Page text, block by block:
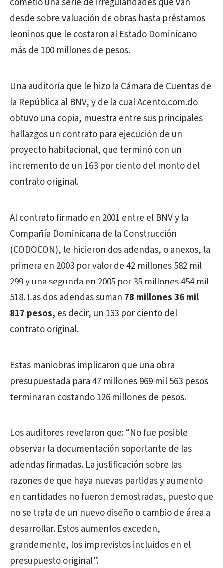
cometió una serie de irregularidades que van
desde sobre valuación de obras hasta préstamos
leoninos que le costaron al Estado Dominicano
más de 100 millones de pesos.
Una auditoría que le hizo la Cámara de Cuentas de
la República al BNV, y de la cual Acento.com.do
obtuvo una copia, muestra entre sus principales
hallazgos un contrato para ejecución de un
proyecto habitacional, que terminó con un
incremento de un 163 por ciento del monto del
contrato original.
Al contrato firmado en 2001 entre el BNV y la
Compañía Dominicana de la Construcción
(CODOCON), le hicieron dos adendas, o anexos, la
primera en 2003 por valor de 42 millones 582 mil
299 y una segunda en 2005 por 35 millones 454 mil
518. Las dos adendas suman 78 millones 36 mil
817 pesos, es decir, un 163 por ciento del
contrato original.
Estas maniobras implicaron que una obra
presupuestada para 47 millones 969 mil 563 pesos
terminaran costando 126 millones de pesos.
Los auditores revelaron que: “No fue posible
observar la documentación soportante de las
adendas firmadas. La justificación sobre las
razones de que haya nuevas partidas y aumento
en cantidades no fueron demostradas, puesto que
no se trata de un nuevo diseño o cambio de área a
desarrollar. Estos aumentos exceden,
grandemente, los imprevistos incluidos en el
presupuesto original”.